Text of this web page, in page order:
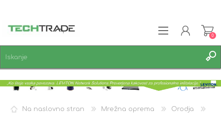
PRIJAVA
0
Na naslovno stran Mrežna oprema
Orodja